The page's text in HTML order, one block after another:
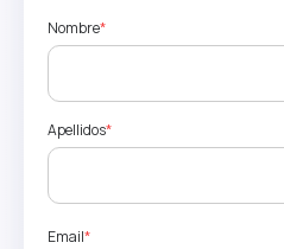
Nombre*
Apellidos*
Email*